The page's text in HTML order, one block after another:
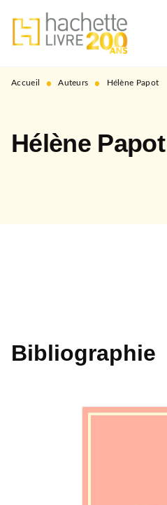
MENU RECHERCHE
PIED DE PAGE
Accueil • Auteurs • Hélène Papot
Hélène Papot
Bibliographie